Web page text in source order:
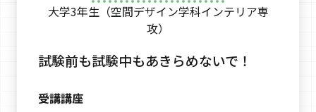
大学3年生（空間デザイン学科インテリア専
攻）
試験前も試験中もあきらめないで！
受講講座